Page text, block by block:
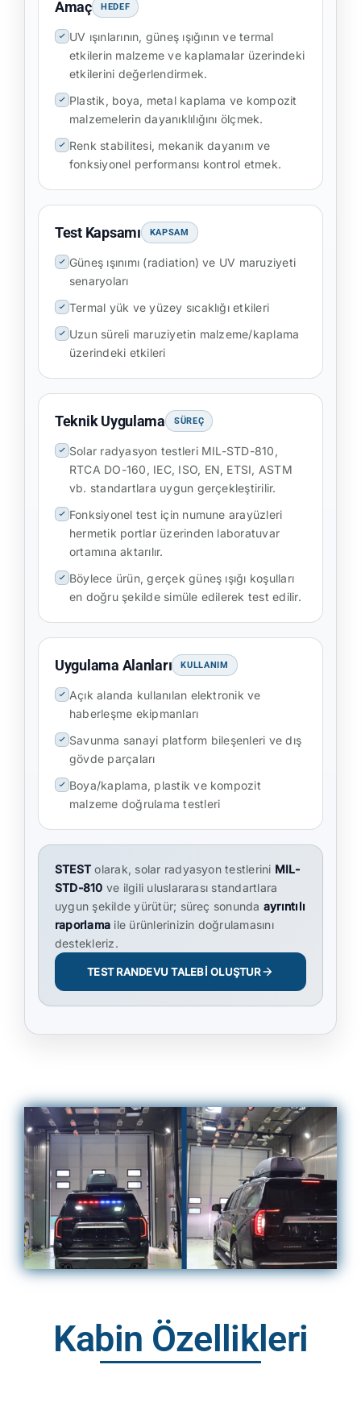
Amaç HEDEF
UV ışınlarının, güneş ışığının ve termal
etkilerin malzeme ve kaplamalar üzerindeki
etkilerini değerlendirmek.
Plastik, boya, metal kaplama ve kompozit
malzemelerin dayanıklılığını ölçmek.
Renk stabilitesi, mekanik dayanım ve
fonksiyonel performansı kontrol etmek.
Test Kapsamı KAPSAM
Güneş ışınımı (radiation) ve UV maruziyeti
senaryoları
Termal yük ve yüzey sıcaklığı etkileri
Uzun süreli maruziyetin malzeme/kaplama
üzerindeki etkileri
Teknik Uygulama SÜREÇ
Solar radyasyon testleri MIL-STD-810,
RTCA DO-160, IEC, ISO, EN, ETSI, ASTM
vb. standartlara uygun gerçekleştirilir.
Fonksiyonel test için numune arayüzleri
hermetik portlar üzerinden laboratuvar
ortamına aktarılır.
Böylece ürün, gerçek güneş ışığı koşulları
en doğru şekilde simüle edilerek test edilir.
Uygulama Alanları KULLANIM
Açık alanda kullanılan elektronik ve
haberleşme ekipmanları
Savunma sanayi platform bileşenleri ve dış
gövde parçaları
Boya/kaplama, plastik ve kompozit
malzeme doğrulama testleri
STEST olarak, solar radyasyon testlerini MIL-
STD-810 ve ilgili uluslararası standartlara
uygun şekilde yürütür; süreç sonunda ayrıntılı
raporlama ile ürünlerinizin doğrulamasını
destekleriz.
TEST RANDEVU TALEBİ OLUŞTUR
Kabin Özellikleri